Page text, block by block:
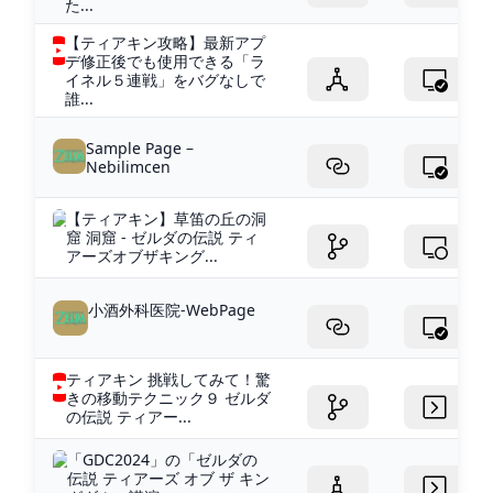
た...
【ティアキン攻略】最新アプ
デ修正後でも使用できる「ラ
イネル５連戦」をバグなしで
誰...
Sample Page –
Nebilimcen
【ティアキン】草笛の丘の洞
窟 洞窟 - ゼルダの伝説 ティ
アーズオブザキング...
小酒外科医院-WebPage
ティアキン 挑戦してみて！驚
きの移動テクニック９ ゼルダ
の伝説 ティアー...
「GDC2024」の「ゼルダの
伝説 ティアーズ オブ ザ キン